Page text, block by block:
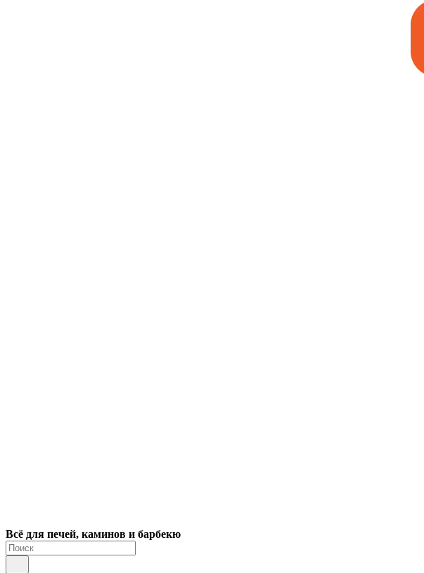
Всё для печей, каминов и барбекю